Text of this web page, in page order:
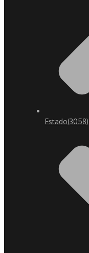
Estado(3058)